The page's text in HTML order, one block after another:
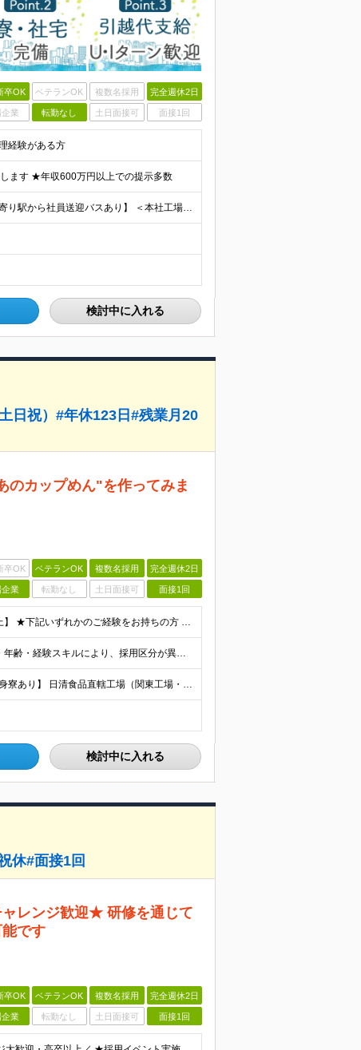
卒OK ベテランOK 複数名採用 完全週休2日
企業 転勤なし 土日面接可 面接1回
経験がある方
ます ★年収600万円以上での提示多数
【岩手県北上市／転勤なし／マイカー通勤OK／会社最寄り駅から社員送迎バスあり】 ＜本社工場＞ 岩手県北上市北工業団地5-29 ★U・Iターン歓迎！ 引っ越し費用補助／自己負担2～3割の社宅制度があ
検討中に入れる
日祝）#年休123日#残業月20
のカップめん"を作ってみま
卒OK ベテランOK 複数名採用 完全週休2日
企業 転勤なし 土日面接可 面接1回
【業界不問。あなたのスキルが活かせる環境！高卒以上】 ★下記いずれかのご経験をお持ちの方 ◯工場での製造経験（設備の運転・メンテナンス・トラブル対応等） ◯工場での勤務経験（生産管理・品質管理等）
＼入社時の想定年収は450万円～750万円／ 待遇 学歴・年齢・経験スキルにより、採用区分が異なります。 ★最大賞与8ヶ月分の支給実績 決算賞与が支給される年もございます。 昨年度
【マイカー・バイク通勤OK！｜関西・滋賀工場には独身寮あり】 日清食品直轄工場（関東工場・静岡工場・関西工場・滋賀工場・下関工場） 【関東工場】茨城県取手市清水667-1 【静岡工場】静岡県焼津市相
検討中に入れる
休#面接1回
レンジ歓迎★ 研修を通じて
です
卒OK ベテランOK 複数名採用 完全週休2日
企業 転勤なし 土日面接可 面接1回